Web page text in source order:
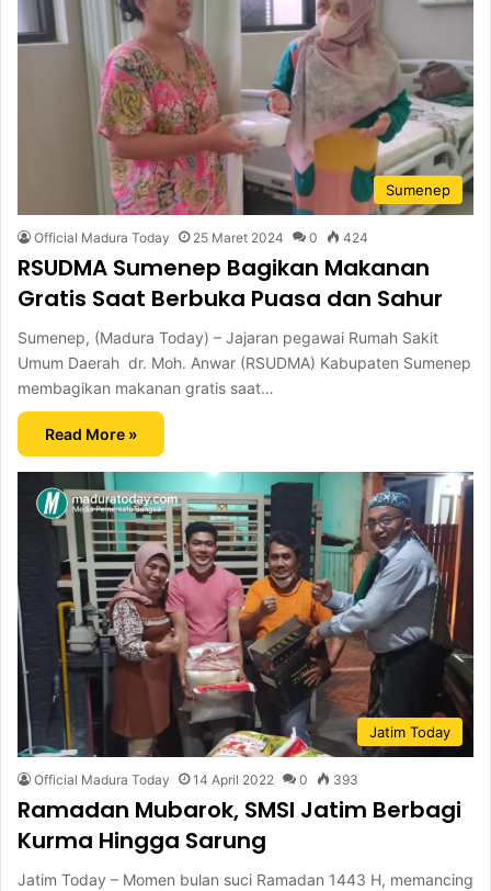
Sumenep
Official Madura Today 25 Maret 2024 0 424
RSUDMA Sumenep Bagikan Makanan
Gratis Saat Berbuka Puasa dan Sahur
Sumenep, (Madura Today) – Jajaran pegawai Rumah Sakit
Umum Daerah dr. Moh. Anwar (RSUDMA) Kabupaten Sumenep
membagikan makanan gratis saat…
Read More »
Jatim Today
Official Madura Today 14 April 2022 0 393
Ramadan Mubarok, SMSI Jatim Berbagi
Kurma Hingga Sarung
Jatim Today – Momen bulan suci Ramadan 1443 H, memancing